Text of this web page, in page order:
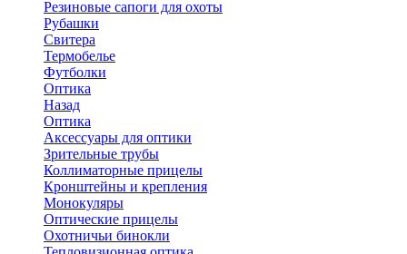
Резиновые сапоги для охоты
Рубашки
Свитера
Термобелье
Футболки
Оптика
Назад
Оптика
Аксессуары для оптики
Зрительные трубы
Коллиматорные прицелы
Кронштейны и крепления
Монокуляры
Оптические прицелы
Охотничьи бинокли